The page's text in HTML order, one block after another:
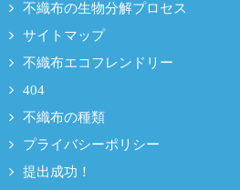
不織布の生物分解プロセス
サイトマップ
不織布エコフレンドリー
404
不織布の種類
プライバシーポリシー
提出成功！